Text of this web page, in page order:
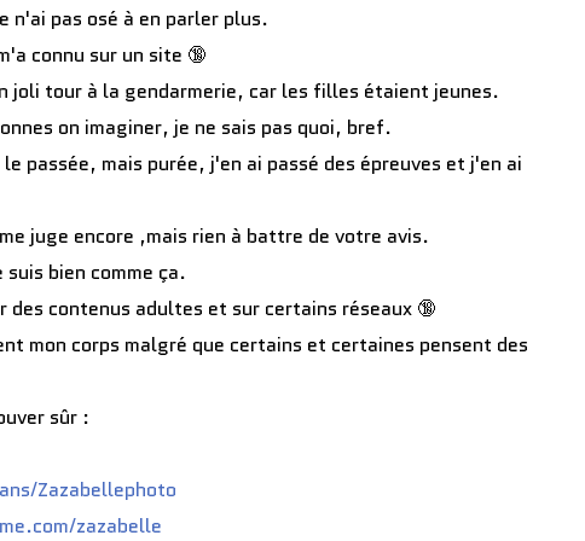
n'ai pas osé à en parler plus.
connu sur un site 🔞
joli tour à la gendarmerie, car les filles étaient jeunes.
on imaginer, je ne sais pas quoi, bref.
passée, mais purée, j'en ai passé des épreuves et j'en ai
juge encore ,mais rien à battre de votre avis.
bien comme ça.
des contenus adultes et sur certains réseaux 🔞
mon corps malgré que certains et certaines pensent des
sûr :
Zazabellephoto
zazabelle